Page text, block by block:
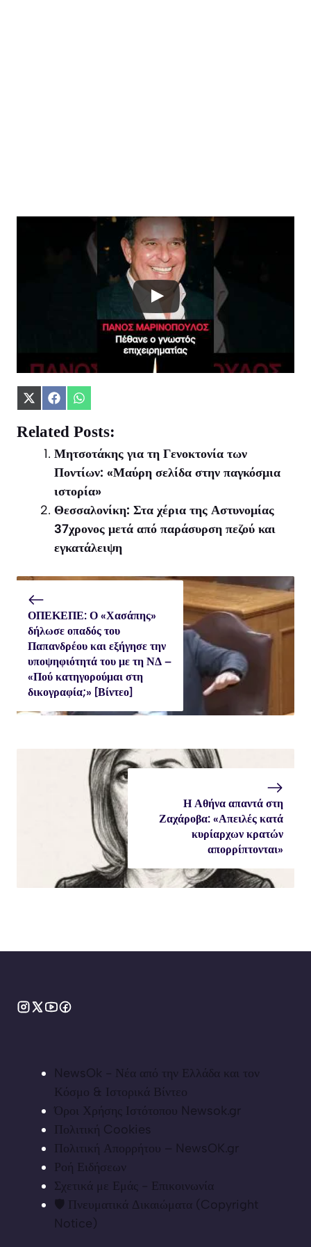
Share
X
(Twitter)
Share
Facebook
Share
WhatsApp
Related Posts:
Μητσοτάκης για τη Γενοκτονία των
Ποντίων: «Μαύρη σελίδα στην παγκόσμια
ιστορία»
Θεσσαλονίκη: Στα χέρια της Αστυνομίας
37χρονος μετά από παράσυρση πεζού και
εγκατάλειψη
ΟΠΕΚΕΠΕ: Ο «Χασάπης»
δήλωσε οπαδός του
Παπανδρέου και εξήγησε την
υποψηφιότητά του με τη ΝΔ –
«Πού κατηγορούμαι στη
δικογραφία;» [Βίντεο]
Η Αθήνα απαντά στη
Ζαχάροβα: «Απειλές κατά
κυρίαρχων κρατών
απορρίπτονται»
NewsOk - Νέα από την Ελλάδα και τον
Κόσμο & Ιστορικά Βίντεο
Όροι Χρήσης Ιστότοπου Newsok.gr
Πολιτική Cookies
Πολιτική Απορρήτου – NewsOK.gr
Ροή Ειδήσεων
Σχετικά με Εμάς - Επικοινωνία
🛡️ Πνευματικά Δικαιώματα (Copyright
Notice)